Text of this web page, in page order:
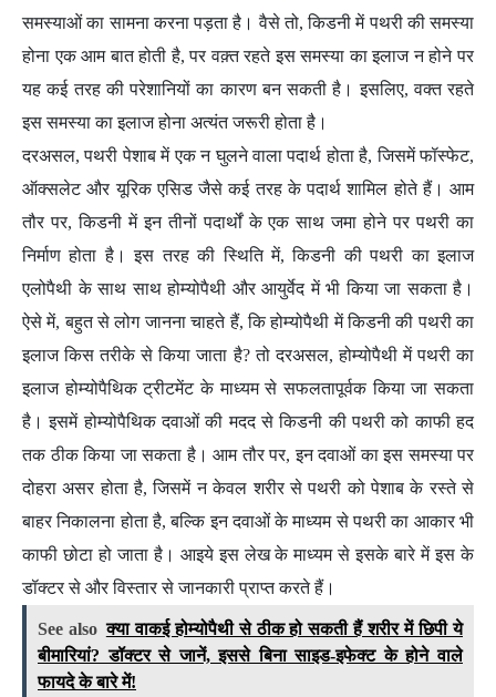
समस्याओं का सामना करना पड़ता है। वैसे तो, किडनी में पथरी की समस्या
होना एक आम बात होती है, पर वक़्त रहते इस समस्या का इलाज न होने पर
यह कई तरह की परेशानियों का कारण बन सकती है। इसलिए, वक्त रहते
इस समस्या का इलाज होना अत्यंत जरूरी होता है।
दरअसल, पथरी पेशाब में एक न घुलने वाला पदार्थ होता है, जिसमें फॉस्फेट,
ऑक्सलेट और यूरिक एसिड जैसे कई तरह के पदार्थ शामिल होते हैं। आम
तौर पर, किडनी में इन तीनों पदार्थों के एक साथ जमा होने पर पथरी का
निर्माण होता है। इस तरह की स्थिति में, किडनी की पथरी का इलाज
एलोपैथी के साथ साथ होम्योपैथी और आयुर्वेद में भी किया जा सकता है।
ऐसे में, बहुत से लोग जानना चाहते हैं, कि होम्योपैथी में किडनी की पथरी का
इलाज किस तरीके से किया जाता है? तो दरअसल, होम्योपैथी में पथरी का
इलाज होम्योपैथिक ट्रीटमेंट के माध्यम से सफलतापूर्वक किया जा सकता
है। इसमें होम्योपैथिक दवाओं की मदद से किडनी की पथरी को काफी हद
तक ठीक किया जा सकता है। आम तौर पर, इन दवाओं का इस समस्या पर
दोहरा असर होता है, जिसमें न केवल शरीर से पथरी को पेशाब के रस्ते से
बाहर निकालना होता है, बल्कि इन दवाओं के माध्यम से पथरी का आकार भी
काफी छोटा हो जाता है। आइये इस लेख के माध्यम से इसके बारे में इस के
डॉक्टर से और विस्तार से जानकारी प्राप्त करते हैं।
See also क्या वाकई होम्योपैथी से ठीक हो सकती हैं शरीर में छिपी ये
बीमारियां? डॉक्टर से जानें, इससे बिना साइड-इफेक्ट के होने वाले
फायदे के बारे में!